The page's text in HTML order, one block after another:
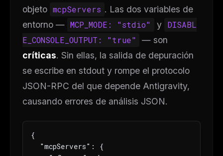
objeto mcpServers . Las dos variables de
entorno — MCP_MODE: "stdio" y DISABL
E_CONSOLE_OUTPUT: "true"
— son
críticas. Sin ellas, la salida de depuración
se escribe en stdout y rompe el protocolo
JSON-RPC del que depende Antigravity,
causando errores de análisis JSON.
{
New agent skill drop
Rules & workflow pack
Free · Weekly · 2 min read
FREE NEWSLETTER